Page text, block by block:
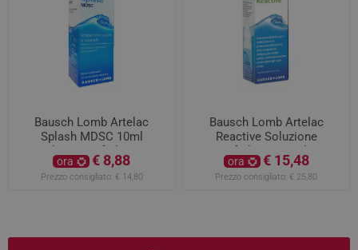
Bausch Lomb Artelac
Splash MDSC 10ml
soluzione oftalmica
ora € 8,88
Prezzo consigliato: € 14,80
Bausch Lomb Artelac
Reactive Soluzione
oftalmica 10ml
ora € 15,48
Prezzo consigliato: € 25,80